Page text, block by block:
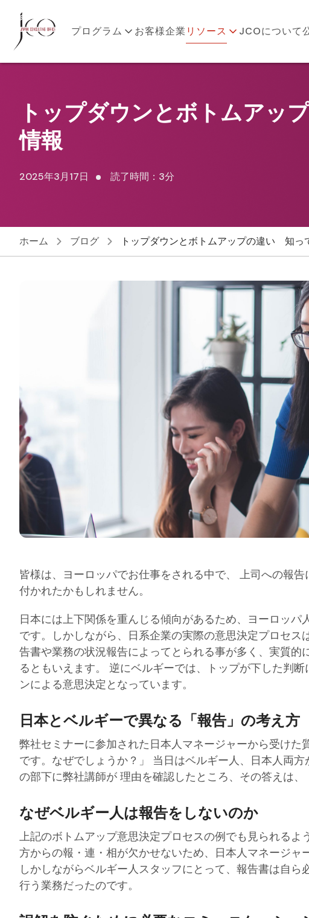
プログラム お客様企業 リソース JCOについて
トップダウンとボトムア
情報
2025年3月17日 読了時間：3分
ホーム ブログ トップダウンとボトムアップの違い 知っ
皆様は、ヨーロッパでお仕事をされる中で、 上司への報
付かれたかもしれません。
日本には上下関係を重んじる傾向があるため、ヨーロッ
です。しかしながら、日系企業の実際の意思決定プロセ
告書や業務の状況報告によってとられる事が多く、実質
るともいえます。 逆にベルギーでは、トップが下した判
ンによる意思決定となっています。
日本とベルギーで異なる「報告」の考え方
弊社セミナーに参加された日本人マネージャーから受け
です。なぜでしょうか？」 当日はベルギー人、日本人両
の部下に弊社講師が 理由を確認したところ、その答えは
なぜベルギー人は報告をしないのか
上記のボトムアップ意思決定プロセスの例でも見られる
方からの報・連・相が欠かせないため、日本人マネージャ
しかしながらベルギー人スタッフにとって、報告書は自
行う業務だったのです。